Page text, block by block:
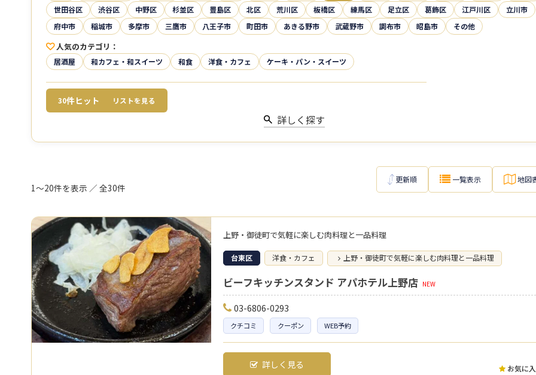
世田谷区
渋谷区 中野区 杉並区 豊島区 北区 荒川区 板橋区 練馬区 足立区 葛飾区 江戸川区
立川市
府中市
稲城市 多摩市 三鷹市 八王子市 町田市 あきる野市 武蔵野市 調布市 昭島市 その他
人気のカテゴリ
居酒屋 和カフェ・和スイーツ 和食 洋食・カフェ ケーキ・パン・スイーツ
30件ヒット リストを見る
詳しく探す
1～20件を表示 ／ 全30件
更新順 一覧表示 地図
上野・御徒町で気軽に楽しむ肉料理と一品料理
台東区 洋食・カフェ 上野・御徒町で気軽に楽しむ肉料理と一品料理
お気に
ビーフキッチンスタンド アパホテル上野店 NEW
03-6806-0293
クチコミ クーポン WEB予約
詳しく見る